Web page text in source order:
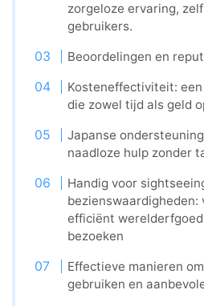
zorgeloze ervaring,
gebruikers.
Beoordelingen en
Kosteneffectiviteit:
die zowel tijd als geld
Japanse
naadloze hulp zonder
Handig voor
bezienswaardigheden:
efficiënt
bezoeken
Effectieve manieren
gebruiken en